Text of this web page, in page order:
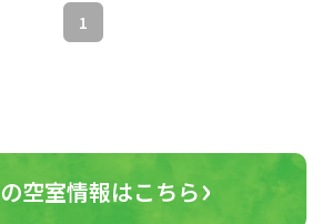
1
空室情報はこちら›